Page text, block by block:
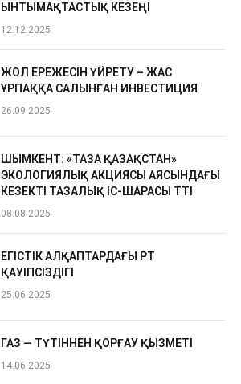
ЫНТЫМАҚТАСТЫҚ КЕЗЕҢІ
12.12.2025
ЖОЛ ЕРЕЖЕСІН ҮЙРЕТУ – ЖАС
ҰРПАҚҚА САЛЫНҒАН ИНВЕСТИЦИЯ
26.09.2025
ШЫМКЕНТ: «ТАЗА ҚАЗАҚСТАН»
ЭКОЛОГИЯЛЫҚ АКЦИЯСЫ АЯСЫНДАҒЫ
КЕЗЕКТІ ТАЗАЛЫҚ ІС-ШАРАСЫ ӨТТІ
08.08.2025
ЕГІСТІК АЛҚАПТАРДАҒЫ ӨРТ
ҚАУІПСІЗДІГІ
25.06.2025
ГАЗ — ТҮТІННЕН ҚОРҒАУ ҚЫЗМЕТІ
14.06.2025